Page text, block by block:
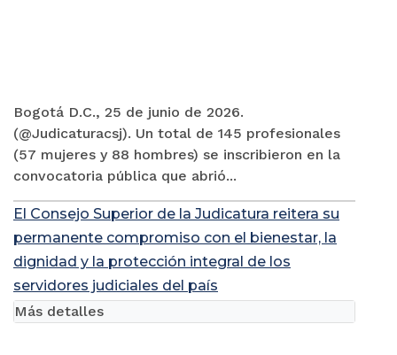
Bogotá D.C., 25 de junio de 2026.
(@Judicaturacsj). Un total de 145 profesionales
(57 mujeres y 88 hombres) se inscribieron en la
convocatoria pública que abrió...
El Consejo Superior de la Judicatura reitera su
permanente compromiso con el bienestar, la
dignidad y la protección integral de los
servidores judiciales del país
Más detalles